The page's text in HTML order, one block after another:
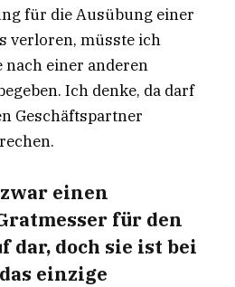
für die Ausübung einer
verloren, müsste ich
nach einer anderen
Ich denke, da darf
Geschäftspartner
einen
für den
dar, doch sie ist bei
einzige